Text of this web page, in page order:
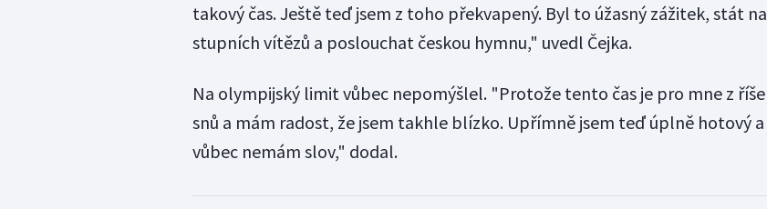
takový čas. Ještě teď jsem z toho překvapený. Byl to úžasný zážitek, stát na
stupních vítězů a poslouchat českou hymnu," uvedl Čejka.
Na olympijský limit vůbec nepomýšlel. "Protože tento čas je pro mne z říše
snů a mám radost, že jsem takhle blízko. Upřímně jsem teď úplně hotový a
vůbec nemám slov," dodal.